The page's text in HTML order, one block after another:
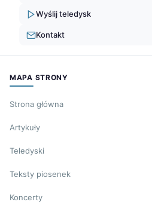
Wyślij teledysk
Kontakt
MAPA STRONY
Strona główna
Artykuły
Teledyski
Teksty piosenek
Koncerty